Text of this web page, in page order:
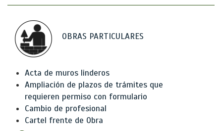
OBRAS PARTICULARES
Acta de muros linderos
Ampliación de plazos de trámites que
requieren permiso con formulario
Cambio de profesional
Cartel frente de Obra